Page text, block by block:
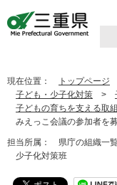
現在位置： トップページ
子ども・少子化対策 >
子どもの育ちを支える取組
みえっこ会議の参加者を
担当所属： 県庁の組織
少子化対策班